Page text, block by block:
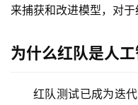
来捕获和改进模型，对于
为什么红队是人
红队测试已成为迭